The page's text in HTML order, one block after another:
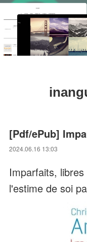
[Pdf/ePub]
2024.06.16 13:03
Imparfaits,
l'estime de soi